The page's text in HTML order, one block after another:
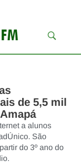
de 5,5 mil
a alunos
São
do 3º ano do